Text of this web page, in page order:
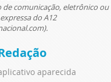
comunicação, eletrônico ou
do A12
aparecida